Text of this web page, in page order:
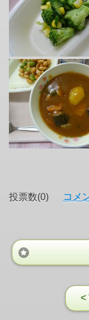
投票数(0) コメ
<